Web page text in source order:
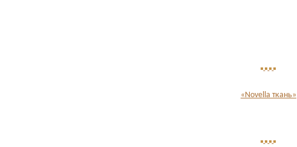
«Novella ткань»